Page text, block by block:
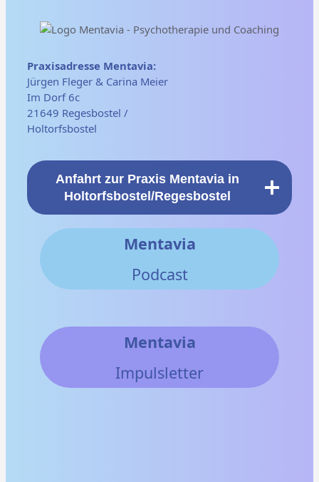
Praxisadresse Mentavia:
Jürgen Fleger & Carina Meier
Im Dorf 6c
21649 Regesbostel /
Holtorfsbostel
Anfahrt zur Praxis Mentavia in
Holtorfsbostel/Regesbostel
Mentavia
Podcast
Mentavia
Impulsletter